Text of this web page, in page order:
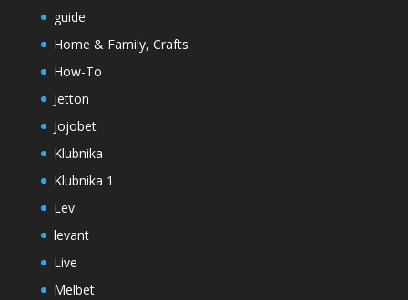
guide
Home & Family, Crafts
How-To
Jetton
Jojobet
Klubnika
Klubnika 1
Lev
levant
Live
Melbet